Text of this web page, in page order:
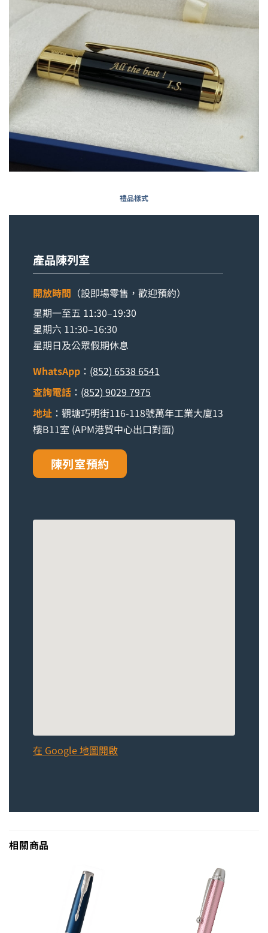
禮品樣式
產品陳列室
開放時間 （設即場零售，歡迎預約）
星期一至五 11:30–19:30
星期六 11:30–16:30
星期日及公眾假期休息
WhatsApp ： (852) 6538 6541
查詢電話 ： (852) 9029 7975
地址 ：觀塘巧明街116-118號萬年工業大廈13
樓B11室 (APM港貿中心出口對面)
陳列室預約
在 Google 地圖開啟
相關商品